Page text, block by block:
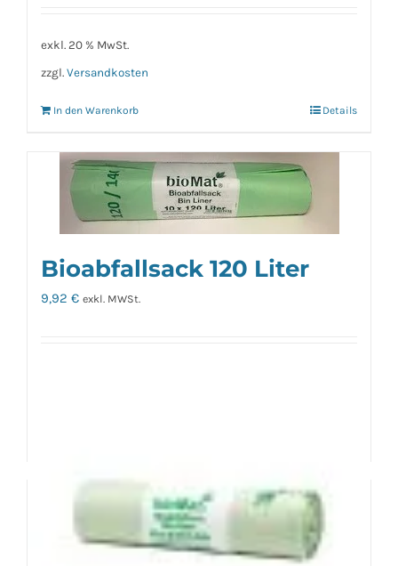
exkl. 20 % MwSt.
zzgl. Versandkosten
In den Warenkorb Details
Bioabfallsack 120 Liter
9,92 € exkl. MWSt.